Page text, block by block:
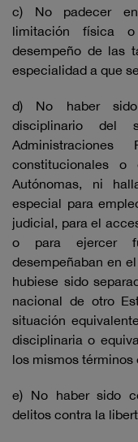
c) No padecer
limitación física
desempeño de las
especialidad a que
d) No haber sido
disciplinario del
constitucionales o
Autónomas, ni
especial para
judicial, para el
o para ejercer
desempeñaban en
hubiese sido
nacional de otro
situación
disciplinaria o
los mismos
e) No haber sido
delitos contra la